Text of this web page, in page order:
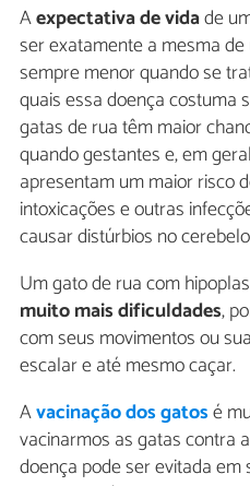
Aexpectativa de vidade
ser exatamente a mesma
sempre menor quando se
quais essa doença costuma
gatas de rua têm maior
quando gestantes e, em
apresentam um maior risco
intoxicações e outras
causar distúrbios no
Um gato de rua com
muito mais dificuldades,
com seus movimentos ou
escalar e até mesmo caçar.
Avacinação dosgatosé
vacinarmos as gatas contra
doença pode ser evitada em